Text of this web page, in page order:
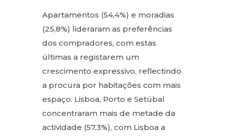
Apartamentos (54,4%) e moradias
(25,8%) lideraram as preferências
dos compradores, com estas
últimas a registarem um
crescimento expressivo, reflectindo
a procura por habitações com mais
espaço. Lisboa, Porto e Setúbal
concentraram mais de metade da
actividade (57,3%), com Lisboa a